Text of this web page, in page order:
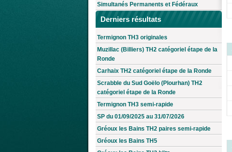
Simultanés Permanents et Fédéraux
Derniers résultats
Termignon TH3 originales
Muzillac (Billiers) TH2 catégoriel étape de la
Ronde
Carhaix TH2 catégoriel étape de la Ronde
Scrabble du Sud Goëlo (Plourhan) TH2
catégoriel étape de la Ronde
Termignon TH3 semi-rapide
SP du 01/09/2025 au 31/07/2026
Gréoux les Bains TH2 paires semi-rapide
Gréoux les Bains TH5